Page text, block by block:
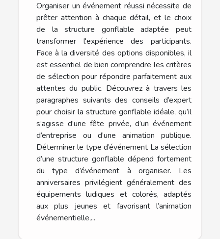
Organiser un événement réussi nécessite de
prêter attention à chaque détail, et le choix
de la structure gonflable adaptée peut
transformer l'expérience des participants.
Face à la diversité des options disponibles, il
est essentiel de bien comprendre les critères
de sélection pour répondre parfaitement aux
attentes du public. Découvrez à travers les
paragraphes suivants des conseils d’expert
pour choisir la structure gonflable idéale, qu’il
s’agisse d’une fête privée, d’un événement
d’entreprise ou d’une animation publique.
Déterminer le type d’événement La sélection
d’une structure gonflable dépend fortement
du type d’événement à organiser. Les
anniversaires privilégient généralement des
équipements ludiques et colorés, adaptés
aux plus jeunes et favorisant l’animation
événementielle,...